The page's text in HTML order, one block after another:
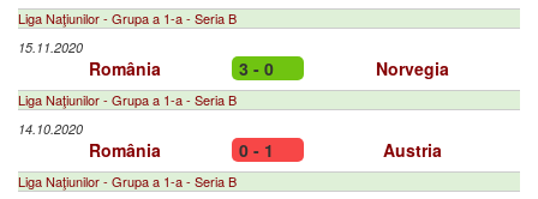
Liga Naţiunilor - Grupa a 1-a - Seria B
15.11.2020
România 3 - 0 Norvegia
Liga Naţiunilor - Grupa a 1-a - Seria B
14.10.2020
România 0 - 1 Austria
Liga Naţiunilor - Grupa a 1-a - Seria B